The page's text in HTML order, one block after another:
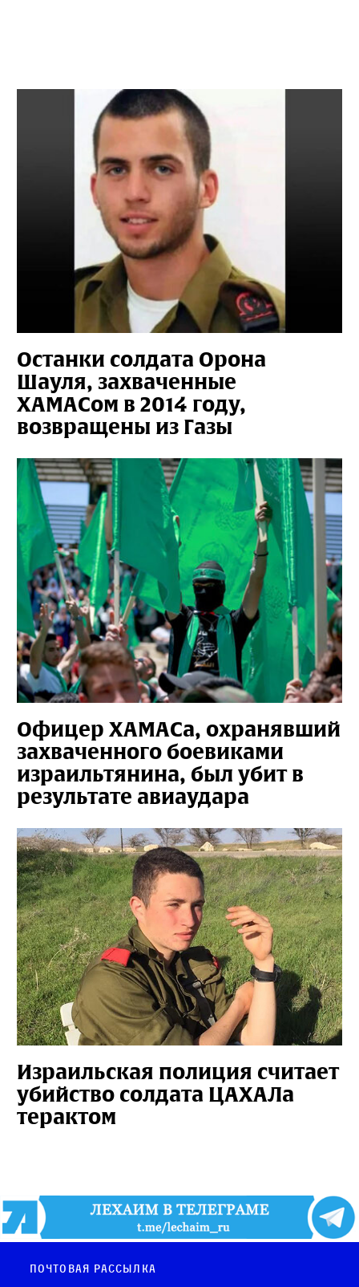
Останки солдата Орона
Шауля, захваченные
ХАМАСом в 2014 году,
возвращены из Газы
Офицер ХАМАСа, охранявший
захваченного боевиками
израильтянина, был убит в
результате авиаудара
Израильская полиция считает
убийство солдата ЦАХАЛа
терактом
Почтовая рассылка